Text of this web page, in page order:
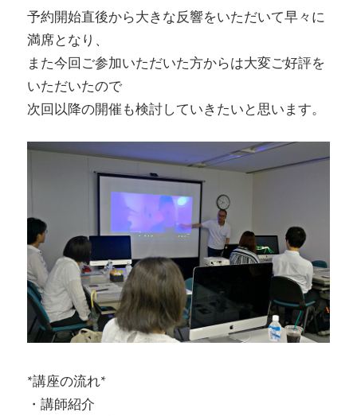
予約開始直後から大きな反響をいただいて早々に
満席となり、
また今回ご参加いただいた方からは大変ご好評を
いただいたので
次回以降の開催も検討していきたいと思います。
*講座の流れ*
・講師紹介